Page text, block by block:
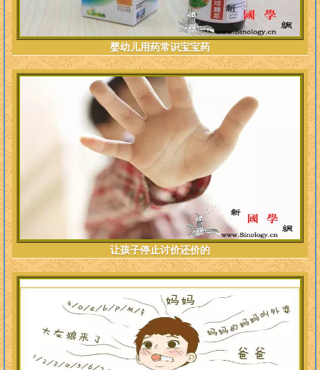
婴幼儿用药常识宝宝药
让孩子停止讨价还价的